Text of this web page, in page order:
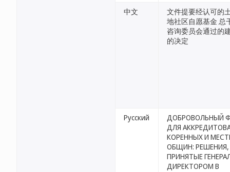
中文
文件提要经认可的
地社区自愿基金 总
咨询委员会通过的
的决定
Русский
ДОБРОВОЛЬНЫЙ
ДЛЯ
КОРЕННЫХ И
ОБЩИН: РЕШЕНИЯ,
ПРИНЯТЫЕ
ДИРЕКТОРОМ В